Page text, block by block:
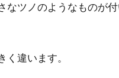
なツノのようなものが
く違います。